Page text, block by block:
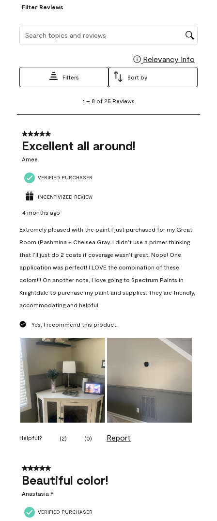
Filter Reviews
Relevancy Info
Filters Sort by
8
25
Reviews
1 – 8 of 25 Reviews
5 out of 5 stars.
Excellent all around!
Amee
VERIFIED PURCHASER
INCENTIVIZED REVIEW
4 months ago
Extremely pleased with the paint I just purchased for my Great
Room (Pashmina + Chelsea Gray. I didn’t use a primer thinking
that I’ll just do 2 coats if coverage wasn’t great. Nope! One
application was perfect! I LOVE the combination of these
colors!!! On another note, I love going to Spectrum Paints in
Knightdale to purchase my paint and supplies. They are friendly,
accommodating and helpful.
Yes, I recommend this product.
Helpful? (2) (0) Report
5 out of 5 stars.
Beautiful color!
Anastasia F
VERIFIED PURCHASER